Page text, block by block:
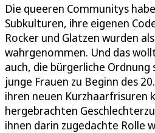
Die queeren Communitys
Subkulturen, ihre eigenen
Rocker und Glatzen wurden
wahrgenommen. Und das
auch, die bürgerliche Ordnung
junge Frauen zu Beginn des
ihren neuen Kurzhaarfrisuren
hergebrachten
ihnen darin zugedachte Rolle